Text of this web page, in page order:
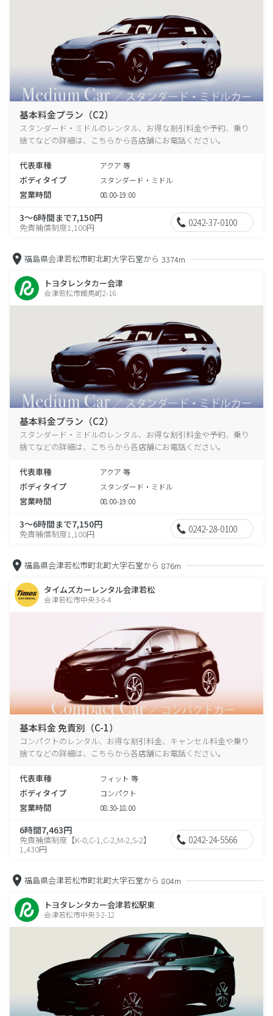
基本料金プラン（C2）
スタンダード・ミドルのレンタル、お得な割引料金や予約、乗り
捨てなどの詳細は、こちらから各店舗にお電話ください。
代表車種 アクア 等
ボディタイプ スタンダード・ミドル
営業時間 08:00-19:00
3～6時間まで7,150円
免責補償制度1,100円 0242-37-0100
福島県会津若松市町北町大字石堂から 3374m
トヨタレンタカー会津
会津若松市館馬町2-16
基本料金プラン（C2）
スタンダード・ミドルのレンタル、お得な割引料金や予約、乗り
捨てなどの詳細は、こちらから各店舗にお電話ください。
代表車種 アクア 等
ボディタイプ スタンダード・ミドル
営業時間 08:00-19:00
3～6時間まで7,150円
免責補償制度1,100円 0242-28-0100
福島県会津若松市町北町大字石堂から 876m
タイムズカーレンタル会津若松
会津若松市中央3-6-4
基本料金 免責別（C-1）
コンパクトのレンタル、お得な割引料金、キャンセル料金や乗り
捨てなどの詳細は、こちらから各店舗にお電話ください。
代表車種 フィット 等
ボディタイプ コンパクト
営業時間 08:30-18:00
6時間7,463円
免責補償制度【K-0,C-1,C-2,M-2,S-2】
1,430円
0242-24-5566
福島県会津若松市町北町大字石堂から 804m
トヨタレンタカー会津若松駅東
会津若松市中央3-2-12